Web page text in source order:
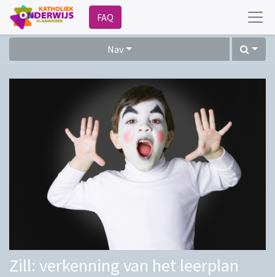
FAQ
Nav
Zill: verkenning van het leerplan